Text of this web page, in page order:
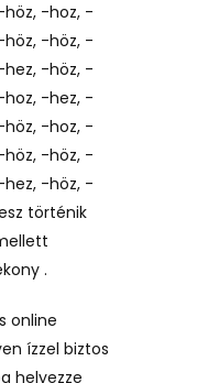
-hoz, -
-höz, -
-höz, -
-hez, -
-hoz, -
-höz, -
-höz, -
történik
.
online
ízzel biztos
helyezze